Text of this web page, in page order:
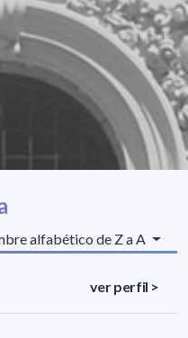
alfabético de Z a A
ver perfil >